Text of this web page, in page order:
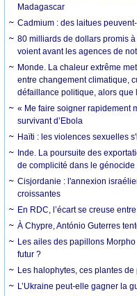
Madagascar
Cadmium : des laitues
80 milliards de dollars promis
voient avant les agences de
Monde. La chaleur extrême
entre changement climatique,
défaillance politique, alors que
« Me faire soigner rapidement
survivant d’Ebola
Haïti : les violences sexuelles
Inde. La poursuite des
de complicité dans le
Cisjordanie : l'annexion
croissantes
En RDC, l’écart se creuse
À Chypre, António Guterres
Les ailes des papillons
futur ?
Les halophytes, ces plantes
L’Ukraine peut-elle gagner la